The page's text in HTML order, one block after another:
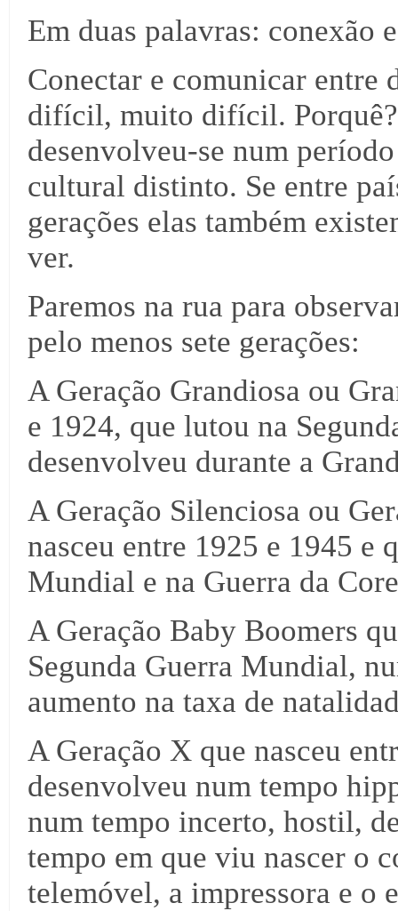
Em duas palavras: conexão
Conectar e comunicar entre
difícil, muito difícil. Porquê?
desenvolveu-se num
cultural distinto. Se entre
gerações elas também
ver.
Paremos na rua para
pelo menos sete gerações:
A Geração Grandiosa ou
e 1924, que lutou na
desenvolveu durante a
A Geração Silenciosa ou
nasceu entre 1925 e 1945 e
Mundial e na Guerra da
A Geração Baby Boomers
Segunda Guerra Mundial,
aumento na taxa de
A Geração X que nasceu
desenvolveu num tempo
num tempo incerto, hostil,
tempo em que viu nascer o
telemóvel, a impressora e o